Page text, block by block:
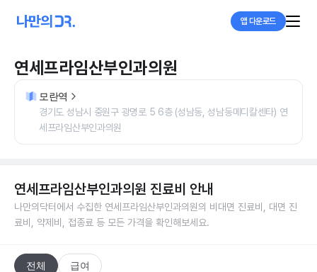
앱 다운로드
연세프라임산부인과의원
모란역
경기도 성남시 중원구 광명로 5 6층 (성남동, 성남동메디칼센타) 연
세프라임산부인과의원
연세프라임산부인과의원 진료비 안내
나만의닥터에서 수집한 연세프라임산부인과의원의 비대면 진료비, 대면 진
료비, 약제비, 접종료 등 모든 가격을 확인해보세요.
전체 급여